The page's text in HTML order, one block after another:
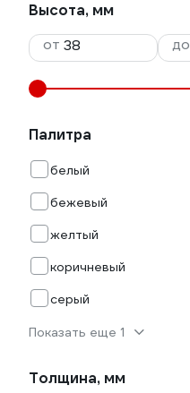
Высота, мм
от
до
Палитра
белый
бежевый
желтый
коричневый
серый
Показать еще 1
Толщина, мм